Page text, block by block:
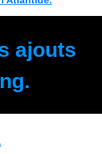
ajouts